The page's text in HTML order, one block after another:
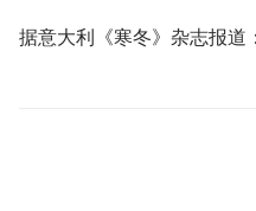
据意大利《寒冬》杂志报